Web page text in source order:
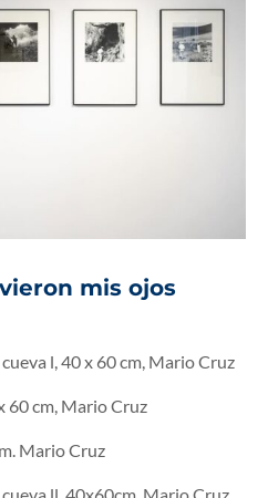
mis ojos
l, 40 x 60 cm, Mario Cruz
60 cm, Mario Cruz
Mario Cruz